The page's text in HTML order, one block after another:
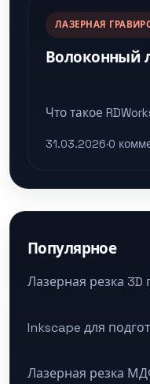
ЛАЗЕРНАЯ
Волоконный
Что такое
31.03.2026·0
Популярное
Лазерная резка
Inkscape для
Лазерная резка